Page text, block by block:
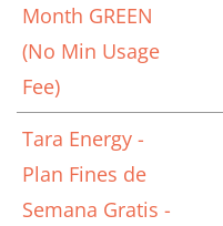
Month GREEN
(No Min Usage
Fee)
Tara Energy -
Plan Fines de
Semana Gratis -